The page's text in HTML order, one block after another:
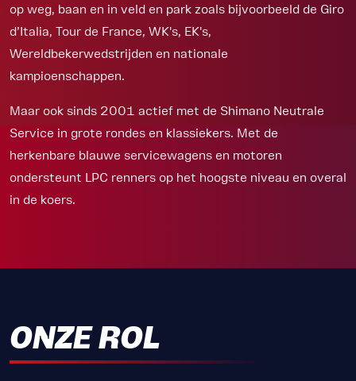
op weg, baan en in veld en park zoals bijvoorbeeld de Giro
d’Italia, Tour de France, WK's, EK's,
Wereldbekerwedstrijden en nationale
kampioenschappen.
Maar ook sinds 2001 actief met de Shimano Neutrale
Service in grote rondes en klassiekers. Met de
herkenbare blauwe servicewagens en motoren
ondersteunt LPC renners op het hoogste niveau en overal
in de koers.
ONZE ROL